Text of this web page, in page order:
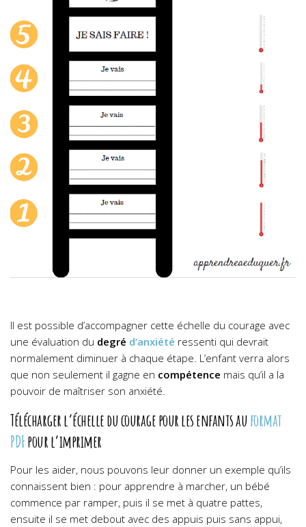
Il est possible d’accompagner cette échelle du courage avec
une évaluation du degré d’anxiété ressenti qui devrait
normalement diminuer à chaque étape. L’enfant verra alors
que non seulement il gagne en compétence mais qu’il a la
pouvoir de maîtriser son anxiété.
Télécharger l’échelle du courage pour les enfants auformat
PDFpour l’imprimer
Pour les aider, nous pouvons leur donner un exemple qu’ils
connaissent bien : pour apprendre à marcher, un bébé
commence par ramper, puis il se met à quatre pattes,
ensuite il se met debout avec des appuis puis sans appui,